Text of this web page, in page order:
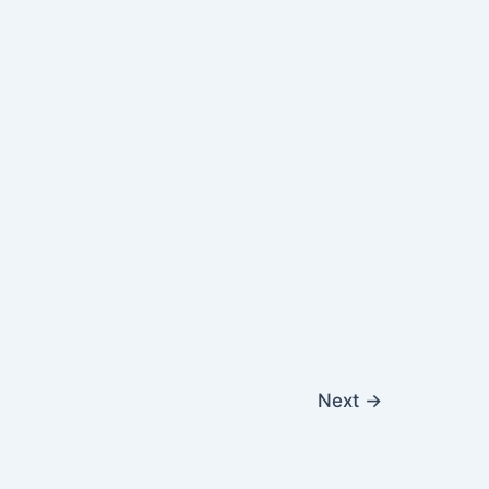
Next →